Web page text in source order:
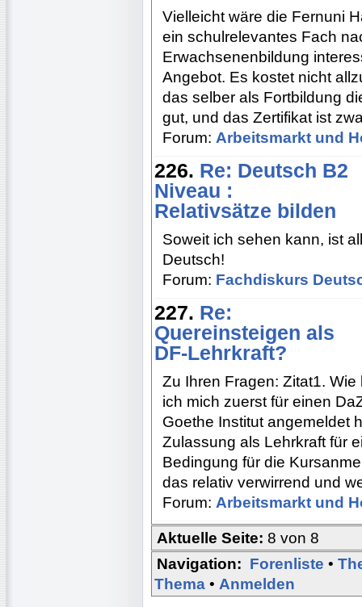
Vielleicht wäre die Fernuni
ein schulrelevantes Fach
Erwachsenenbildung
Angebot. Es kostet nicht
das selber als Fortbildung
gut, und das Zertifikat ist
Forum: Arbeitsmarkt und
226. Re: Deutsch B2
Niveau :
Relativsätze bilden
Soweit ich sehen kann, ist
Deutsch!
Forum: Fachdiskurs
227. Re:
Quereinsteigen als
DF-Lehrkraft?
Zu Ihren Fragen: Zitat1.
ich mich zuerst für einen
Goethe Institut angemeldet
Zulassung als Lehrkraft für
Bedingung für die
das relativ verwirrend und
Forum: Arbeitsmarkt und
Aktuelle Seite: 8 von 8
Navigation: Forenliste •
Thema • Anmelden